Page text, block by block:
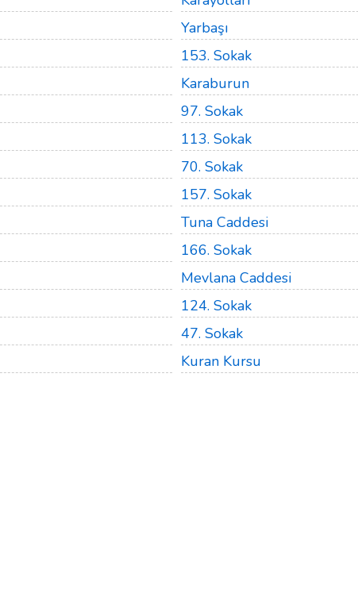
Yarbaşı
153. Sokak
Karaburun
97. Sokak
113. Sokak
70. Sokak
157. Sokak
Tuna Caddesi
166. Sokak
Mevlana Caddesi
124. Sokak
47. Sokak
Kuran Kursu